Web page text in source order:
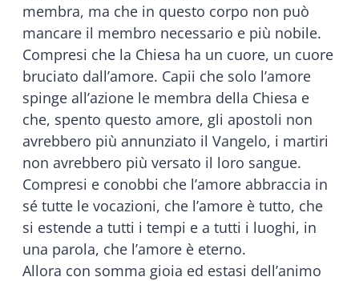
membra, ma che in questo corpo non può
mancare il membro necessario e più nobile.
Compresi che la Chiesa ha un cuore, un cuore
bruciato dall’amore. Capii che solo l’amore
spinge all’azione le membra della Chiesa e
che, spento questo amore, gli apostoli non
avrebbero più annunziato il Vangelo, i martiri
non avrebbero più versato il loro sangue.
Compresi e conobbi che l’amore abbraccia in
sé tutte le vocazioni, che l’amore è tutto, che
si estende a tutti i tempi e a tutti i luoghi, in
una parola, che l’amore è eterno.
Allora con somma gioia ed estasi dell’animo